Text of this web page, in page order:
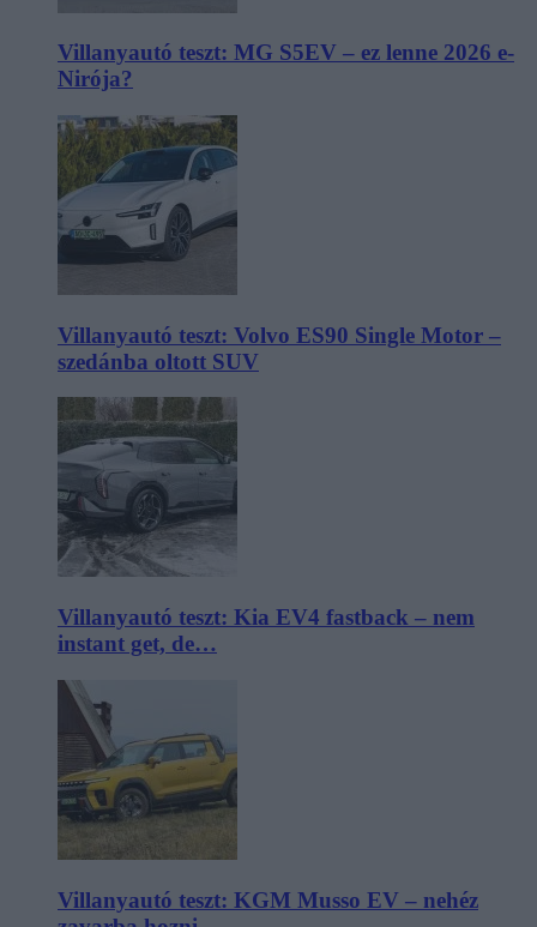
Villanyautó teszt: MG S5EV – ez lenne 2026 e-
Nirója?
Villanyautó teszt: Volvo ES90 Single Motor –
szedánba oltott SUV
Villanyautó teszt: Kia EV4 fastback – nem
instant get, de…
Villanyautó teszt: KGM Musso EV – nehéz